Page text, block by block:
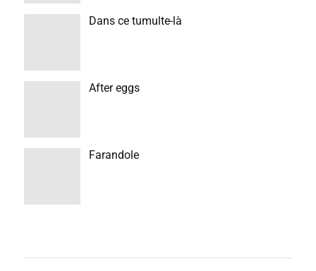
Dans ce tumulte-là
After eggs
Farandole